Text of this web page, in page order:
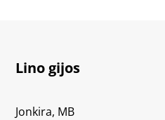
Lino gijos
Jonkira, MB